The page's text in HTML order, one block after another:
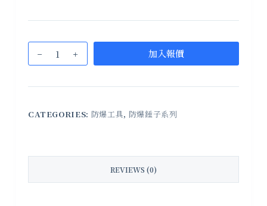
加入報價
CATEGORIES: 防爆工具, 防爆錘子系列
REVIEWS (0)